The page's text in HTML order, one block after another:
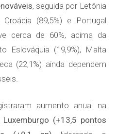
, seguida por Letônia
Croácia (89,5%) e Portugal
cerca de 60%, acima da
Eslováquia (19,9%), Malta
(22,1%) ainda dependem
aumento anual na
Luxemburgo (+13,5 pontos